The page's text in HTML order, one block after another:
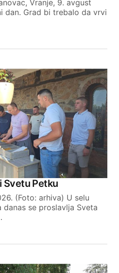
*
Vranje, 9. avgust
dan. Grad bi trebalo da vrvi
Svetu Petku
(Foto: arhiva) U selu
danas se proslavlja Sveta